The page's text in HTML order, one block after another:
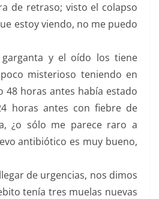
de retraso; visto el colapso
estoy viendo, no me puedo
y el oído los tiene
misterioso teniendo en
48 horas antes había estado
horas antes con fiebre de
¿o sólo me parece raro a
antibiótico es muy bueno,
de urgencias, nos dimos
tenía tres muelas nuevas